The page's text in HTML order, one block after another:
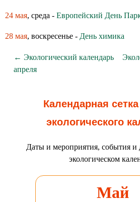
24 мая, среда - Европейский День
28 мая, воскресенье - День химика
← Экологический календарь
апреля
Календарная
экологического
Даты и мероприятия, события и
экологическом
Май